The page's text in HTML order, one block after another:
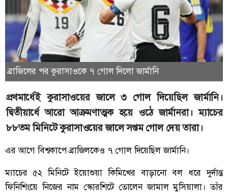
ব্রাজিলের পর কুরাসাওকে ৭ গোল দিলো জার্মানি
প্রথমার্ধেই কুরাসাওয়ের জালে ৩ গোল দিয়েছিল জার্মানি।
দ্বিতীয়ার্ধে আরো আক্রমণাত্মক হয়ে ওঠে জার্মানরা। ম্যাচের
৮৮তম মিনিটে কুরাসাওয়ের জালে সপ্তম গোল দেয় তারা।
এর আগে বিশ্বকাপে ব্রাজিলকেও ৭ গোল দিয়েছিল জার্মানি।
ম্যাচের ৫২ মিনিটে ইয়োশুয়া কিমিখের বাড়ানো বল ধরে দুর্দান্ত
ফিনিশিংয়ে নিজের নাম স্কোরশিটে তোলেন জামাল মুসিয়ালা। তাঁর